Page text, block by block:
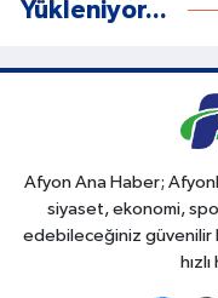
Yükleniyor...
Afyon Ana Haber;
siyaset, ekonomi,
edebileceğiniz güvenilir